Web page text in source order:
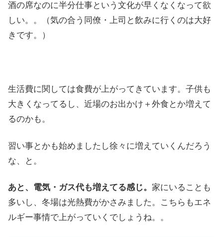
酒の席なのに半分仕事という文化が早くなくなって欲
しい。。（気の合う同僚・上司と飲みに行くのは大好
きです。）
生活費に関しては食費が上がってきています。子供も
大きくなってるし、近場のお出かけ＋外食とか増えて
るのかも。
習い事とかも始めましたし徐々に増えていくんだろう
な、と。
あと、電気・ガス代も増えてる感じ。 家にいることも
多いし、冬場は光熱費がかさみました。こちらもエネ
ルギー事情で上がっていくでしょうね。。